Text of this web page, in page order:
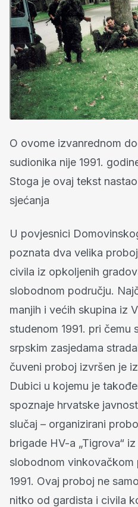
O ovome izvanrednom
sudionika nije 1991.
Stoga je ovaj tekst
sjećanja
U povjesnici
poznata dva velika
civila iz opkoljenih
slobodnom području.
manjih i većih skupina iz
studenom 1991. pri čemu
srpskim zasjedama
čuveni proboj izvršen je
Dubici u kojemu je
spoznaje hrvatske
slučaj – organizirani
brigade HV-a „Tigrova“
slobodnom vinkovačkom
1991. Ovaj proboj ne
nitko od gardista i civila